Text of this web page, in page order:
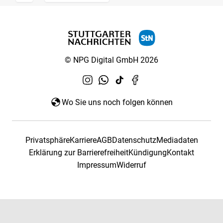
© NPG Digital GmbH 2026
Wo Sie uns noch folgen können
PrivatsphäreKarriereAGBDatenschutzMediadaten
Erklärung zur BarrierefreiheitKündigungKontakt
ImpressumWiderruf